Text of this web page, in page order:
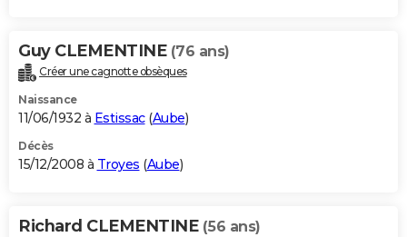
Guy CLEMENTINE (76 ans)
Créer une cagnotte obsèques
Naissance
11/06/1932 à Estissac(Aube)
Décès
15/12/2008 à Troyes (Aube)
Richard CLEMENTINE (56 ans)